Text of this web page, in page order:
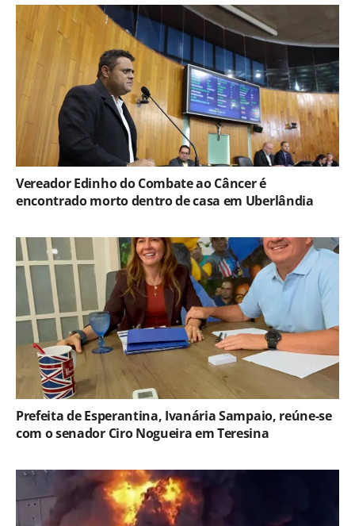
Vereador Edinho do Combate ao Câncer é
encontrado morto dentro de casa em Uberlândia
Prefeita de Esperantina, Ivanária Sampaio, reúne-se
com o senador Ciro Nogueira em Teresina